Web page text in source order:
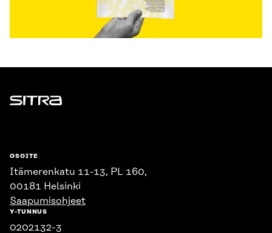
Sitra
OSOITE
Itämerenkatu 11-13, PL 160,
00181 Helsinki
Saapumisohjeet
Y-TUNNUS
0202132-3